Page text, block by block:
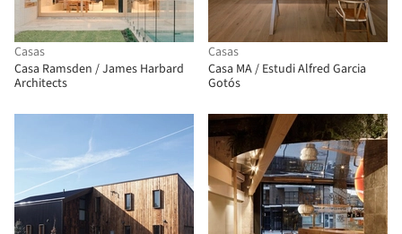
Casas
Casa Ramsden / James Harbard
Architects
Casas
Casa MA / Estudi Alfred Garcia
Gotós